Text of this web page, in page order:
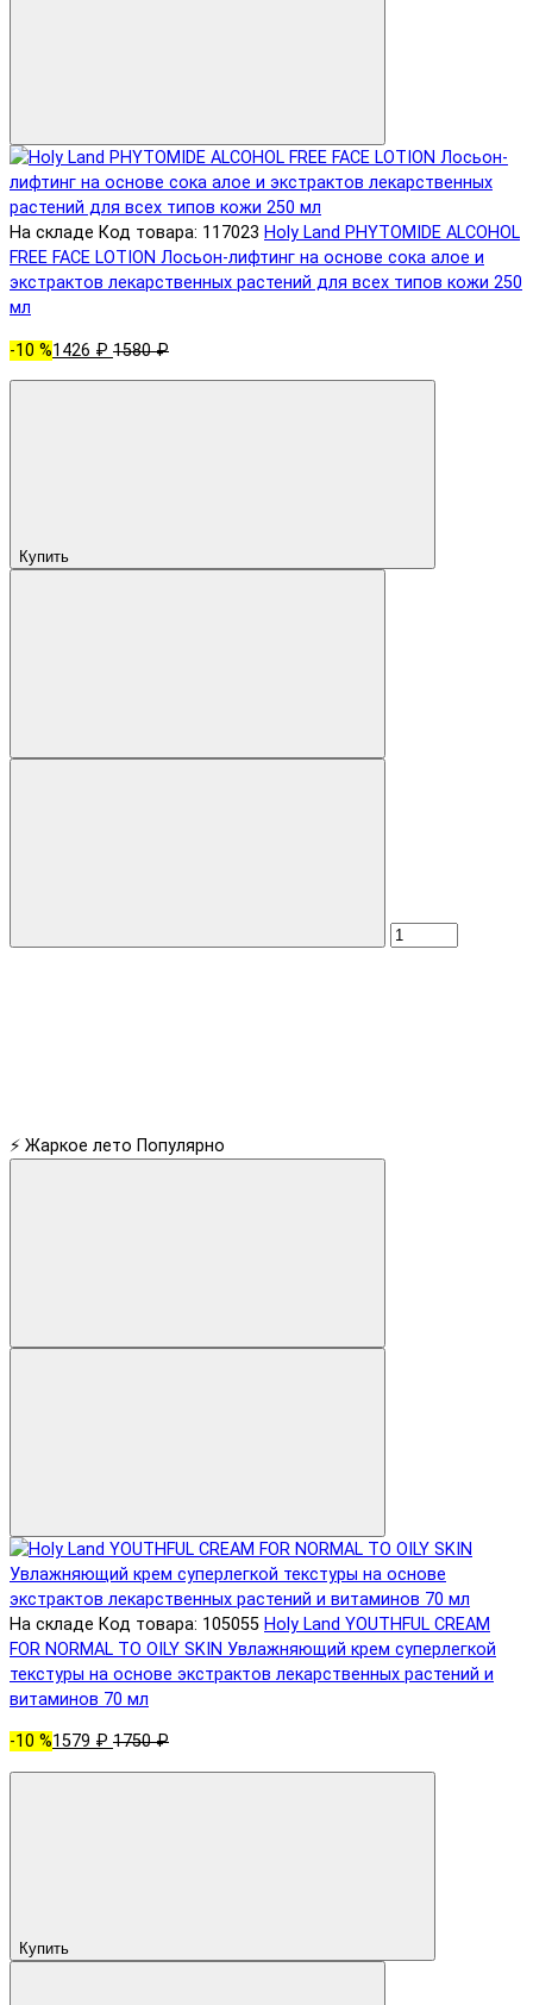
На складе Код товара: 117023 Holy Land PHYTOMIDE ALCOHOL
FREE FACE LOTION Лосьон-лифтинг на основе сока алое и
экстрактов лекарственных растений для всех типов кожи 250
мл
-10 %1426 ₽ 1580 ₽
Купить
⚡ Жаркое лето Популярно
На складе Код товара: 105055 Holy Land YOUTHFUL CREAM
FOR NORMAL TO OILY SKIN Увлажняющий крем суперлегкой
текстуры на основе экстрактов лекарственных растений и
витаминов 70 мл
-10 %1579 ₽ 1750 ₽
Купить